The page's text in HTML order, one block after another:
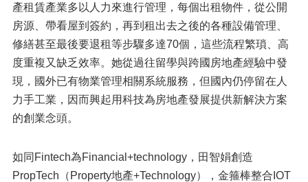
產租賃產業多以人力來進行管理，每個出租物件，從公開
房源、帶看屋到簽約，再到租出去之後的各種設備管理、
修繕甚至最後要退租等步驟多達70個，這些流程繁瑣、高
度重複又缺乏效率。她從過往留學與跨國房地產經驗中發
現，國外已有物業管理相關系統服務，但國內仍停留在人
力手工業，因而興起用科技為房地產發展提供新解決方案
的創業念頭。
如同Fintech為Financial+technology，田智娟創造
PropTech（Property地產+Technology），金箍棒整合IOT